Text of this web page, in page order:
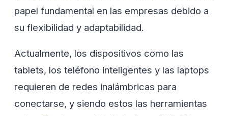
papel fundamental en las empresas debido a
su flexibilidad y adaptabilidad.
Actualmente, los dispositivos como las
tablets, los teléfono inteligentes y las laptops
requieren de redes inalámbricas para
conectarse, y siendo estos las herramientas